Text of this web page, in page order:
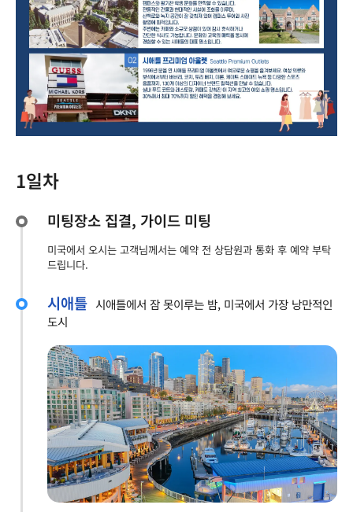
1일차
미팅장소 집결, 가이드 미팅
미국에서 오시는 고객님께서는 예약 전 상담원과 통화 후 예약 부탁
드립니다.
시애틀 시애틀에서 잠 못이루는 밤, 미국에서 가장 낭만적인
도시